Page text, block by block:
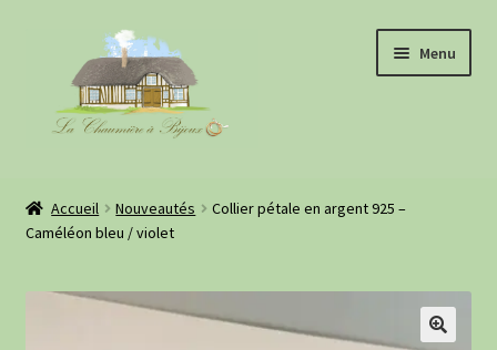
navigation
contenu
Menu
À propos
Evénements
Accueil Nouveautés
Collier pétale en argent 925 –
Caméléon bleu / violet